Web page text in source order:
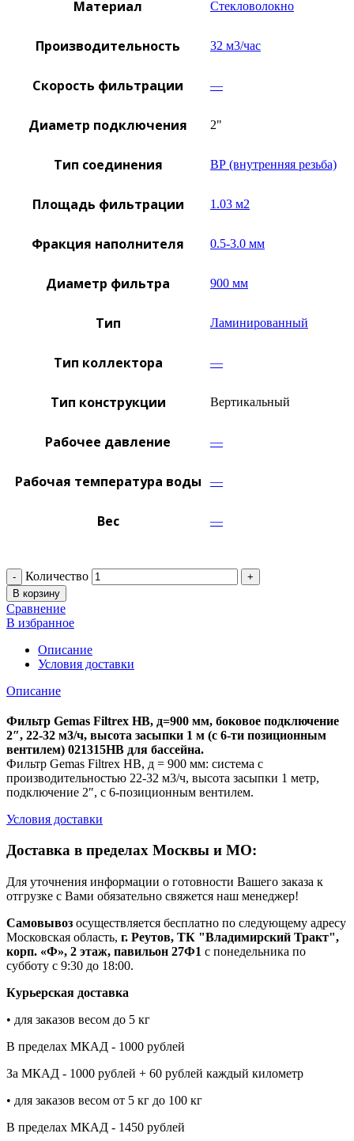
Материал Стекловолокно
Производительность 32 м3/час
Скорость фильтрации —
Диаметр подключения 2"
Тип соединения ВР (внутренняя резьба)
Площадь фильтрации 1.03 м2
Фракция наполнителя 0.5-3.0 мм
Диаметр фильтра 900 мм
Тип Ламинированный
Тип коллектора —
Тип конструкции Вертикальный
Рабочее давление —
Рабочая температура воды —
Вес —
Количество
В корзину
Сравнение
В избранное
Описание
Условия доставки
Описание
Фильтр Gemas Filtrex HB, д=900 мм, боковое подключение
2″, 22-32 м3/ч, высота засыпки 1 м (с 6-ти позиционным
вентилем) 021315HB для бассейна.
Фильтр Gemas Filtrex HB, д = 900 мм: система с
производительностью 22-32 м3/ч, высота засыпки 1 метр,
подключение 2″, с 6-позиционным вентилем.
Условия доставки
Доставка в пределах Москвы и МО:
Для уточнения информации о готовности Вашего заказа к
отгрузке с Вами обязательно свяжется наш менеджер!
Самовывоз осуществляется бесплатно по следующему адресу
Московская область, г. Реутов, ТК "Владимирский Тракт",
корп. «Ф», 2 этаж, павильон 27Ф1 с понедельника по
субботу с 9:30 до 18:00.
Курьерская доставка
• для заказов весом до 5 кг
В пределах МКАД - 1000 рублей
За МКАД - 1000 рублей + 60 рублей каждый километр
• для заказов весом от 5 кг до 100 кг
В пределах МКАД - 1450 рублей